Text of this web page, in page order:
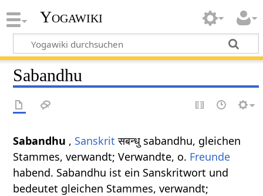
Yogawiki
Sabandhu
Sabandhu , Sanskrit सबन्धु sabandhu, gleichen
Stammes, verwandt; Verwandte, o. Freunde
habend. Sabandhu ist ein Sanskritwort und
bedeutet gleichen Stammes, verwandt;